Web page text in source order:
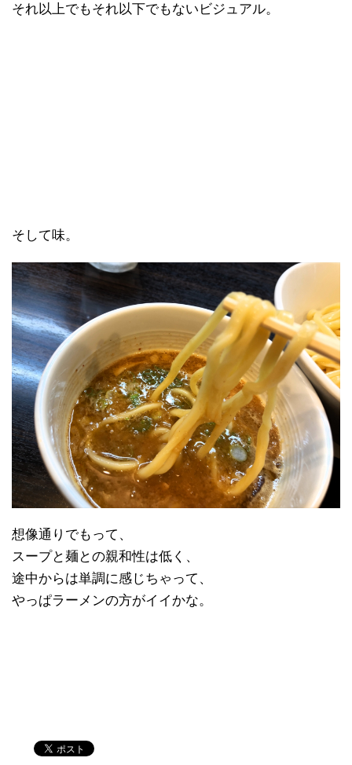
それ以上でもそれ以下でもないビジュアル。
そして味。
想像通りでもって、
スープと麺との親和性は低く、
途中からは単調に感じちゃって、
やっぱラーメンの方がイイかな。